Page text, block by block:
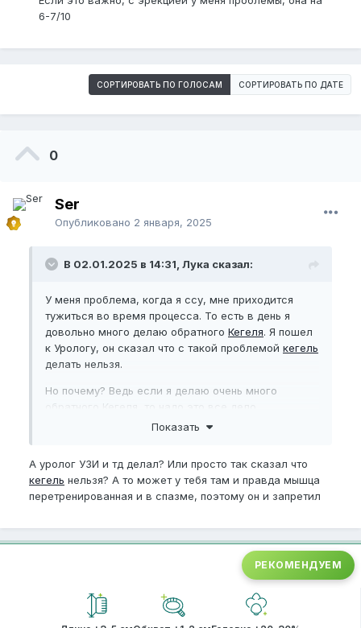
6-7/10
СОРТИРОВАТЬ ПО ГОЛОСАМ СОРТИРОВАТЬ ПО ДАТЕ
0
Ser
Опубликовано 2 января, 2025
В 02.01.2025 в 14:31, Лука сказал:
У меня проблема, когда я ссу, мне приходится
тужиться во время процесса. То есть в день я
довольно много делаю обратного Кегеля. Я пошел
к Урологу, он сказал что с такой проблемой кегель
делать нельзя.
Но почему? Ведь если я делаю очень много
обратного Кегеля, то надо это все дело
компенсировать прямым? Или я что-то не
Если это важно, с эрекцией у меня проблемы, она
на 6-7/10
Показать
А уролог УЗИ и тд делал? Или просто так сказал что
кегель нельзя? А то может у тебя там и правда мышца
перетренированная и в спазме, поэтому он и запретил
РЕКОМЕНДУЕМ